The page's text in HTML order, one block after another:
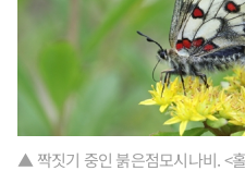
▲ 짝짓기 중인 붉은점모시나비. <